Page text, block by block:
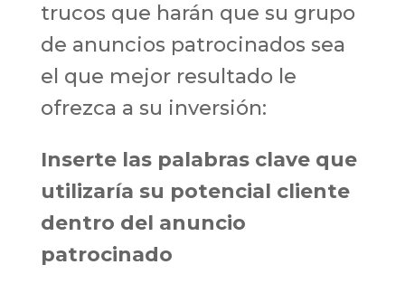
trucos que harán que su grupo
de anuncios patrocinados sea
el que mejor resultado le
ofrezca a su inversión:
Inserte las palabras clave que
utilizaría su potencial cliente
dentro del anuncio
patrocinado